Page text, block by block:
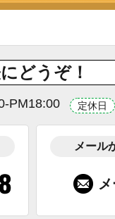
どうぞ！
PM18:00 定休日
メール